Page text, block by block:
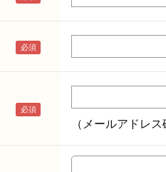
（メールアドレ